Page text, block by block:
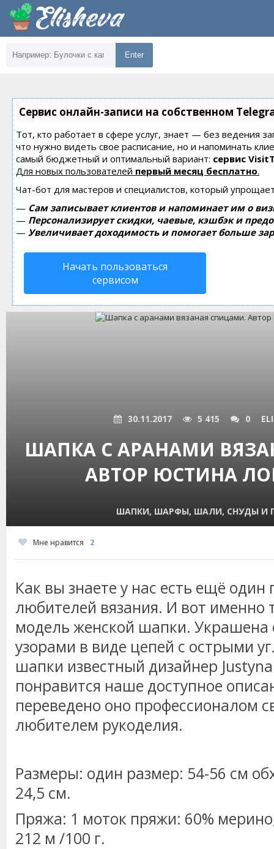
Enter
Сервис онлайн-записи на собственном
Тот, кто работает в сфере услуг, знает — без ведения
что нужно видеть свое расписание, но и напоминать
самый бюджетный и оптимальный вариант: сервис
Для новых пользователей первый месяц бесплатно.
Чат-бот для мастеров и специалистов, который
— Сам записывает клиентов и напоминает им о
— Персонализирует скидки, чаевые, кэшбэк и
— Увеличивает доходимость и помогает больше
Начать пользоваться
сервисом
30.11.2017 5 415 0
ШАПКА С АРАНАМИ
АВТОР ЮСТИНА
ШАПКИ, ШАРФЫ, ШАЛИ, СНУДЫ И
Мне нравится 2
Как вы знаете у нас есть ещё один
любителей вязания. И вот именно
модель женской шапки. Украшена
узорами в виде цепей с острыми
шапки известный дизайнер
понравится наше доступное
переведено оно профессионалом
любителем рукоделия.
Размеры: один размер: 54-56 см
24,5 см.
Пряжа: 1 моток пряжи: 60%
212 м /100 г.